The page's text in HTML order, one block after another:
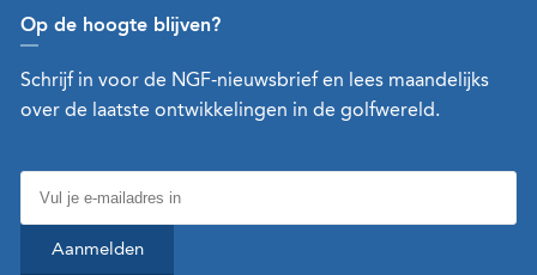
Op de hoogte blijven?
Schrijf in voor de NGF-nieuwsbrief en lees maandelijks
over de laatste ontwikkelingen in de golfwereld.
Aanmelden